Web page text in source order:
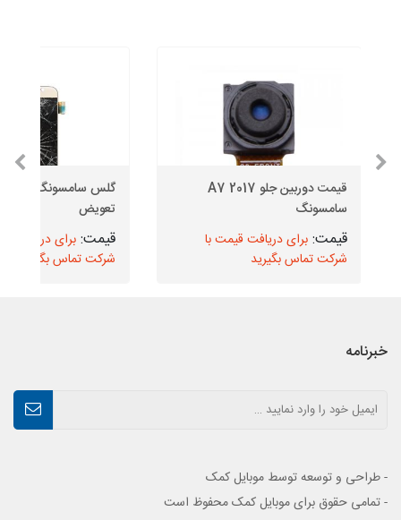
قیمت دوربین جلو A7 2017
سامسونگ
برای دریافت قیمت با
شرکت تماس بگیرید
تعویض
برای دریافت
شرکت تماس بگیرید
خبرنامه
- طراحی و توسعه توسط موبایل کمک
- تمامی حقوق برای موبایل کمک محفوظ است